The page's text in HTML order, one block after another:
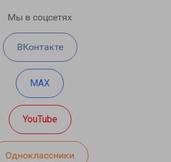
Мы в соцсетях
ВКонтакте
MAX
YouTube
Одноклассники